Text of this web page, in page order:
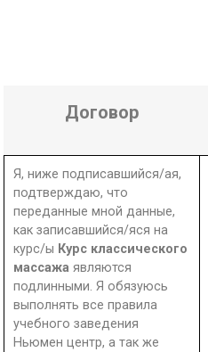
Договор
Я, ниже подписавшийся/ая,
подтверждаю, что
переданные мной данные,
как записавшийся/яся на
курс/ы Курс классического
массажаявляются
подлинными. Я обязуюсь
выполнять все правила
учебного заведения
Ньюмен центр, а так же